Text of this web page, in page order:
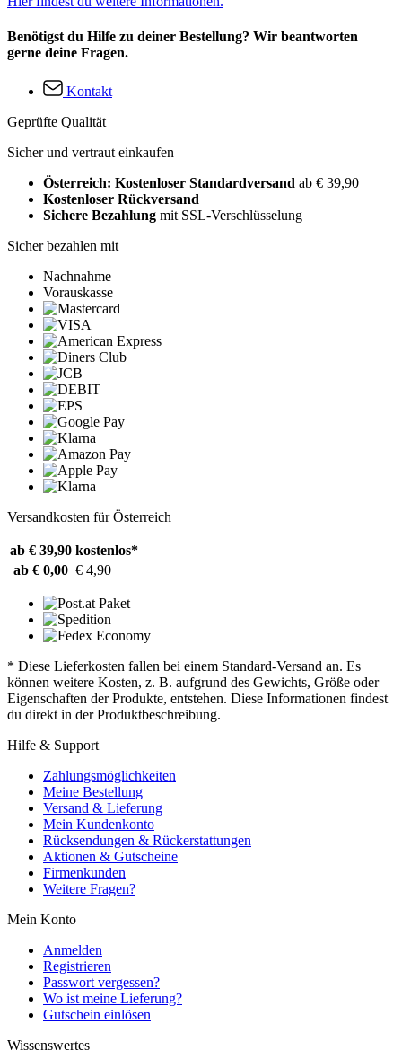
Benötigst du Hilfe zu deiner Bestellung? Wir beantworten
gerne deine Fragen.
Kontakt
Geprüfte Qualität
Sicher und vertraut einkaufen
Österreich: Kostenloser Standardversand ab € 39,90
Kostenloser Rückversand
Sichere Bezahlung mit SSL-Verschlüsselung
Sicher bezahlen mit
Nachnahme
Vorauskasse
Versandkosten für Österreich
ab € 39,90 kostenlos*
ab € 0,00 € 4,90
* Diese Lieferkosten fallen bei einem Standard-Versand an. Es
können weitere Kosten, z. B. aufgrund des Gewichts, Größe oder
Eigenschaften der Produkte, entstehen. Diese Informationen findest
du direkt in der Produktbeschreibung.
Hilfe & Support
Zahlungsmöglichkeiten
Meine Bestellung
Versand & Lieferung
Mein Kundenkonto
Rücksendungen & Rückerstattungen
Aktionen & Gutscheine
Firmenkunden
Weitere Fragen?
Mein Konto
Anmelden
Registrieren
Passwort vergessen?
Wo ist meine Lieferung?
Gutschein einlösen
Wissenswertes